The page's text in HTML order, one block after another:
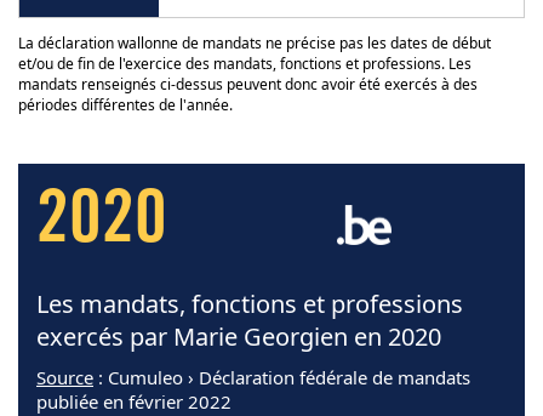
La déclaration wallonne de mandats ne précise pas les dates de début
et/ou de fin de l'exercice des mandats, fonctions et professions. Les
mandats renseignés ci-dessus peuvent donc avoir été exercés à des
périodes différentes de l'année.
2020
Les mandats, fonctions et professions
exercés par Marie Georgien en 2020
Source : Cumuleo › Déclaration fédérale de mandats
publiée en février 2022